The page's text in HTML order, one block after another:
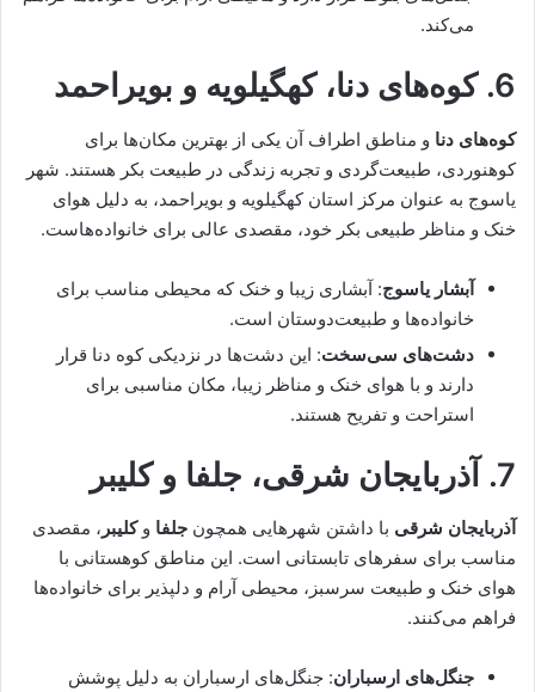
می‌کند.
6. کوه‌های دنا، کهگیلویه و بویراحمد
کوه‌های دنا و مناطق اطراف آن یکی از بهترین مکان‌ها برای
کوهنوردی، طبیعت‌گردی و تجربه زندگی در طبیعت بکر هستند. شهر
یاسوج به عنوان مرکز استان کهگیلویه و بویراحمد، به دلیل هوای
خنک و مناظر طبیعی بکر خود، مقصدی عالی برای خانواده‌هاست.
آبشار یاسوج: آبشاری زیبا و خنک که محیطی مناسب برای
خانواده‌ها و طبیعت‌دوستان است.
دشت‌های سی‌سخت: این دشت‌ها در نزدیکی کوه دنا قرار
دارند و با هوای خنک و مناظر زیبا، مکان مناسبی برای
استراحت و تفریح هستند.
7. آذربایجان شرقی، جلفا و کلیبر
آذربایجان شرقی با داشتن شهرهایی همچون جلفا وکلیبر ، مقصدی
مناسب برای سفرهای تابستانی است. این مناطق کوهستانی با
هوای خنک و طبیعت سرسبز، محیطی آرام و دلپذیر برای خانواده‌ها
فراهم می‌کنند.
جنگل‌های ارسباران: جنگل‌های ارسباران به دلیل پوشش